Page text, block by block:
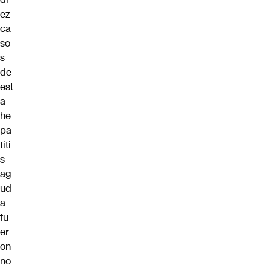
ez
ca
so
s
de
est
a
he
pa
titi
s
ag
ud
a
fu
er
on
no